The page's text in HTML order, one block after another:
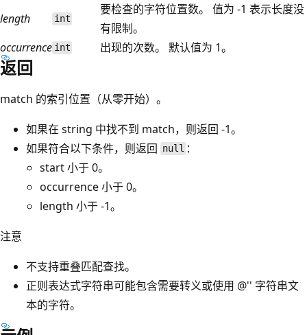
length
int
要检查的字符位置数。 值为 -1 表示长度没
有限制。
occurrence int 出现的次数。 默认值为 1。
返回
match 的索引位置（从零开始）。
如果在 string 中找不到 match，则返回 -1。
如果符合以下条件，则返回 null ：
start 小于 0。
occurrence 小于 0。
length 小于 -1。
注意
不支持重叠匹配查找。
正则表达式字符串可能包含需要转义或使用 @'' 字符串文
本的字符。